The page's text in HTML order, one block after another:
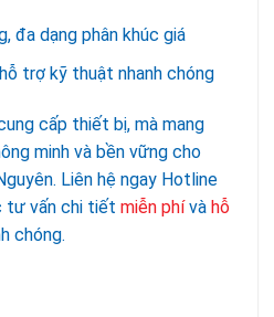
đa dạng phân khúc giá
trợ kỹ thuật nhanh chóng
cấp thiết bị, mà mang
minh và bền vững cho
Liên hệ ngay Hotline
tư vấn chi tiết miễn phívà hỗ
chóng.